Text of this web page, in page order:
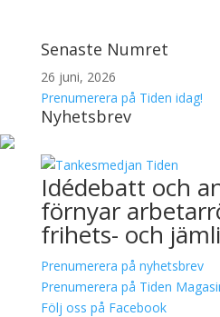
Senaste Numret
26 juni, 2026
Prenumerera på Tiden idag!
Nyhetsbrev
Idédebatt och
förnyar
frihets- och
Prenumerera på nyhetsbrev
Prenumerera på Tiden
Följ oss på Facebook